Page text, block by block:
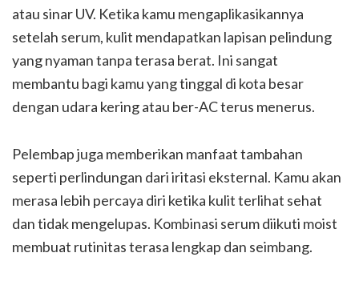
atau sinar UV. Ketika kamu mengaplikasikannya
setelah serum, kulit mendapatkan lapisan pelindung
yang nyaman tanpa terasa berat. Ini sangat
membantu bagi kamu yang tinggal di kota besar
dengan udara kering atau ber-AC terus menerus.
Pelembap juga memberikan manfaat tambahan
seperti perlindungan dari iritasi eksternal. Kamu akan
merasa lebih percaya diri ketika kulit terlihat sehat
dan tidak mengelupas. Kombinasi serum diikuti moist
membuat rutinitas terasa lengkap dan seimbang.